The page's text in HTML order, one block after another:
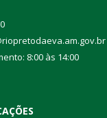
8:00 às 14:00